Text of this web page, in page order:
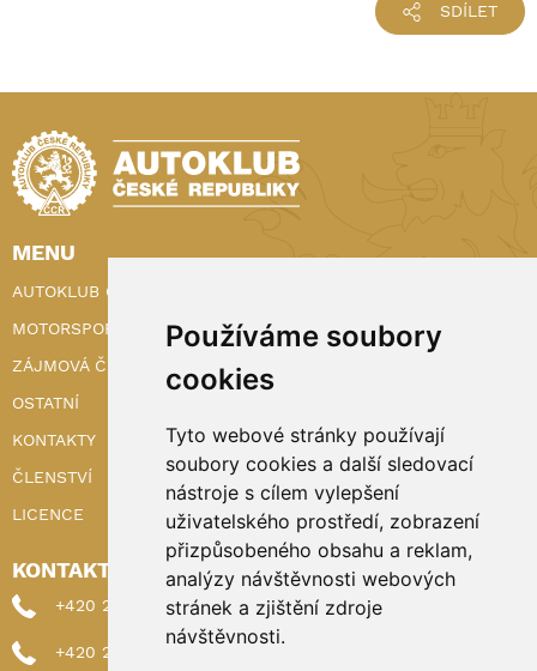
Používáme soubory
cookies
Tyto webové stránky používají
soubory cookies a další sledovací
nástroje s cílem vylepšení
uživatelského prostředí, zobrazení
přizpůsobeného obsahu a reklam,
analýzy návštěvnosti webových
stránek a zjištění zdroje
návštěvnosti.
SDÍLET
MENU
AUTOKLUB ČR
MOTORSPORT
ZÁJMOVÁ ČINNOST
OSTATNÍ
KONTAKTY
ČLENSTVÍ
LICENCE
KONTAKTY
+420 222 898 224 (sekretariat)
+420 222 898 221 (členství)